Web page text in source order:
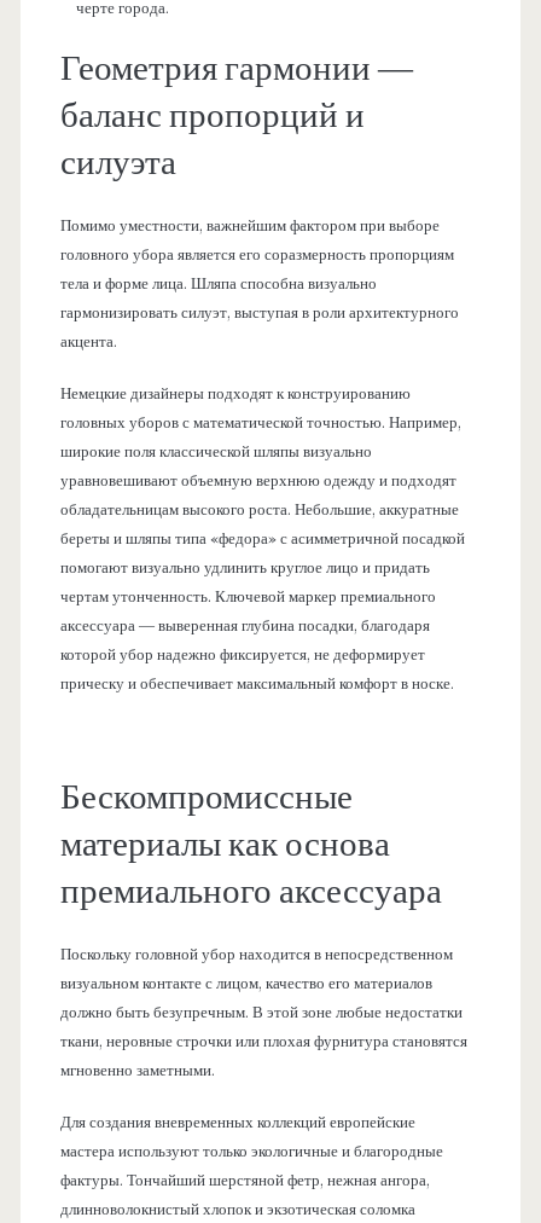
черте города.
Геометрия гармонии —
баланс пропорций и
силуэта
Помимо уместности, важнейшим фактором при выборе
головного убора является его соразмерность пропорциям
тела и форме лица. Шляпа способна визуально
гармонизировать силуэт, выступая в роли архитектурного
акцента.
Немецкие дизайнеры подходят к конструированию
головных уборов с математической точностью. Например,
широкие поля классической шляпы визуально
уравновешивают объемную верхнюю одежду и подходят
обладательницам высокого роста. Небольшие, аккуратные
береты и шляпы типа «федора» с асимметричной посадкой
помогают визуально удлинить круглое лицо и придать
чертам утонченность. Ключевой маркер премиального
аксессуара — выверенная глубина посадки, благодаря
которой убор надежно фиксируется, не деформирует
прическу и обеспечивает максимальный комфорт в носке.
Бескомпромиссные
материалы как основа
премиального аксессуара
Поскольку головной убор находится в непосредственном
визуальном контакте с лицом, качество его материалов
должно быть безупречным. В этой зоне любые недостатки
ткани, неровные строчки или плохая фурнитура становятся
мгновенно заметными.
Для создания вневременных коллекций европейские
мастера используют только экологичные и благородные
фактуры. Тончайший шерстяной фетр, нежная ангора,
длинноволокнистый хлопок и экзотическая соломка